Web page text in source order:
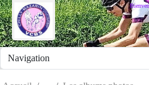
Panneau de gestion des cookies